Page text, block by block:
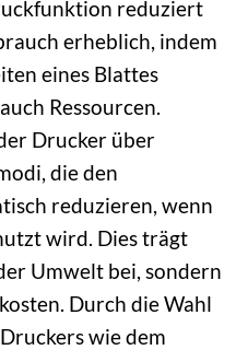
reduziert
erheblich, indem
eines Blattes
Ressourcen.
Drucker über
die den
reduzieren, wenn
wird. Dies trägt
Umwelt bei, sondern
Durch die Wahl
wie dem